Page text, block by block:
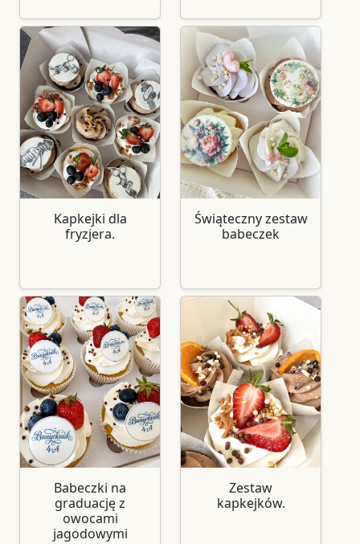
Kapkejki dla
fryzjera.
Świąteczny zestaw
babeczek
Babeczki na
graduację z
owocami
jagodowymi
Zestaw
kapkejków.